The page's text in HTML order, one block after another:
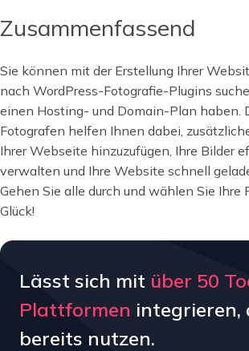
Zusammenfassend
Sie können mit der Erstellung Ihrer
nach WordPress-Fotografie-Plugins
einen Hosting- und Domain-Plan haben.
Fotografen helfen Ihnen dabei,
Ihrer Webseite hinzuzufügen, Ihre Bilder
verwalten und Ihre Website schnell
Gehen Sie alle durch und wählen Sie Ihre
Glück!
Lässt sich mit über 50
Plattformen integrieren,
bereits nutzen.